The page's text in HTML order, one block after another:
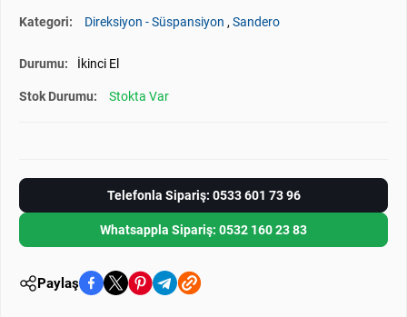
Kategori: Direksiyon - Süspansiyon ,Sandero
Durumu: İkinci El
Stok Durumu: Stokta Var
Telefonla Sipariş: 0533 601 73 96
Whatsappla Sipariş: 0532 160 23 83
Paylaş